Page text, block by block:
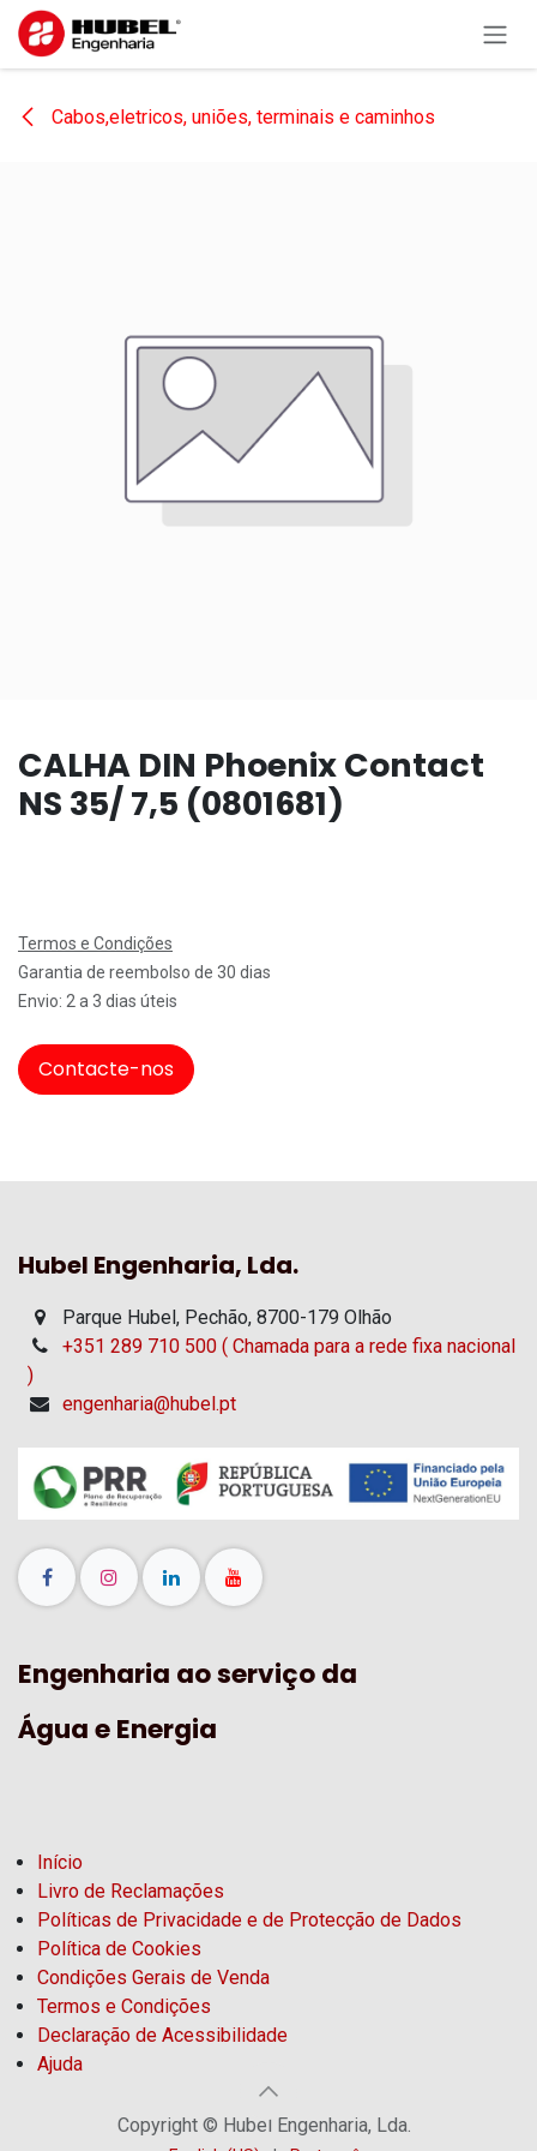
Pular para o conteúdo
Cabos,eletricos, uniões, terminais e caminhos
CALHA DIN Phoenix Contact
NS 35/ 7,5 (0801681)
Termos e Condições
Garantia de reembolso de 30 dias
Envio: 2 a 3 dias úteis
Contacte-nos
Hubel Engenharia, Lda.
Parque Hubel, Pechão, 8700-179 Olhão
+351 289 710 500 ( Chamada para a rede fixa nacional
)
engenharia@hubel.pt
Engenharia ao serviço da
Água e Energia
Início
Livro de Reclamações
Políticas de Privacidade e de Protecção de Dados
Política de Cookies
Condições Gerais de Venda
Termos e Condições
Declaração de Acessibilidade
Ajuda
Copyright © Hubel Engenharia, Lda.